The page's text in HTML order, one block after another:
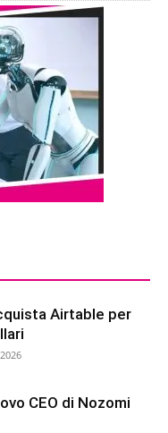
Airtable per
CEO di Nozomi